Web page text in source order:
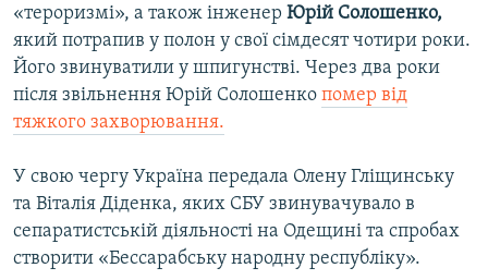
«тероризмі», а також інженер Юрій Солошенко,
який потрапив у полон у свої сімдесят чотири роки.
Його звинуватили у шпигунстві. Через два роки
після звільнення Юрій Солошенко помер від
тяжкого захворювання.
У свою чергу Україна передала Олену Гліщинську
та Віталія Діденка, яких СБУ звинувачувало в
сепаратистській діяльності на Одещині та спробах
створити «Бессарабську народну республіку».